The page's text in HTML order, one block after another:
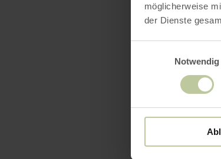
möglicherweise
der Dienste
Notwendig